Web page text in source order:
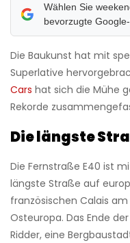
Wählen Sie
bevorzugte
Die Baukunst hat mit
Superlative
Cars hat sich die Mühe
Rekorde
Die längste
Die Fernstraße E40 ist
längste Straße auf
französischen Calais
Osteuropa. Das Ende
Ridder, eine